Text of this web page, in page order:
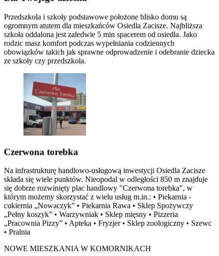
Przedszkola i szkoły podstawowe położone blisko domu są
ogromnym atutem dla mieszkańców Osiedla Zacisze. Najbliższa
szkoła oddalona jest zaledwie 5 min spacerem od osiedla. Jako
rodzic masz komfort podczas wypełniania codziennych
obowiązków takich jak sprawne odprowadzenie i odebranie dziecka
ze szkoły czy przedszkola.
Czerwona torebka
Na infrastrukturę handlowo-usługową inwestycji Osiedla Zacisze
składa się wiele punktów. Nieopodal w odległości 850 m znajduje
się dobrze rozwinięty plac handlowy "Czerwona torebka", w
którym możemy skorzystać z wielu usług m.in.: • Piekarnia -
cukiernia „Nowaczyk” • Piekarnia Rawa • Sklep Spożywczy
„Pełny koszyk” • Warzywniak • Sklep mięsny • Pizzeria
„Pracownia Pizzy” • Apteka • Fryzjer • Sklep zoologiczny • Szewc
• Pralnia
NOWE MIESZKANIA W KOMORNIKACH